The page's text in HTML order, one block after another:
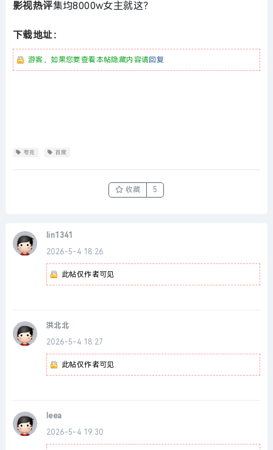
影视热评集均8000w女主就这？
下载地址：
游客，如果您要查看本帖隐藏内容请回复
夸克 百度
收藏 5
lin1341
2026-5-4 18:26
此帖仅作者可见
洪北北
2026-5-4 18:27
此帖仅作者可见
leea
2026-5-4 19:30